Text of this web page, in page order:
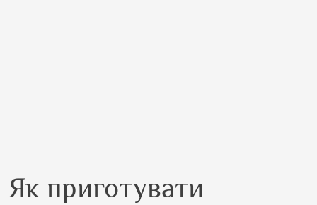
Як приготувати